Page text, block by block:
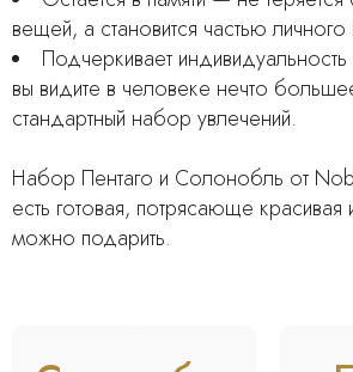
вещей, а становится частью личного
Подчеркивает
вы видите в человеке нечто
стандартный набор увлечений.
Набор Пентаго и Солонобль от
есть готовая, потрясающе
можно подарить.